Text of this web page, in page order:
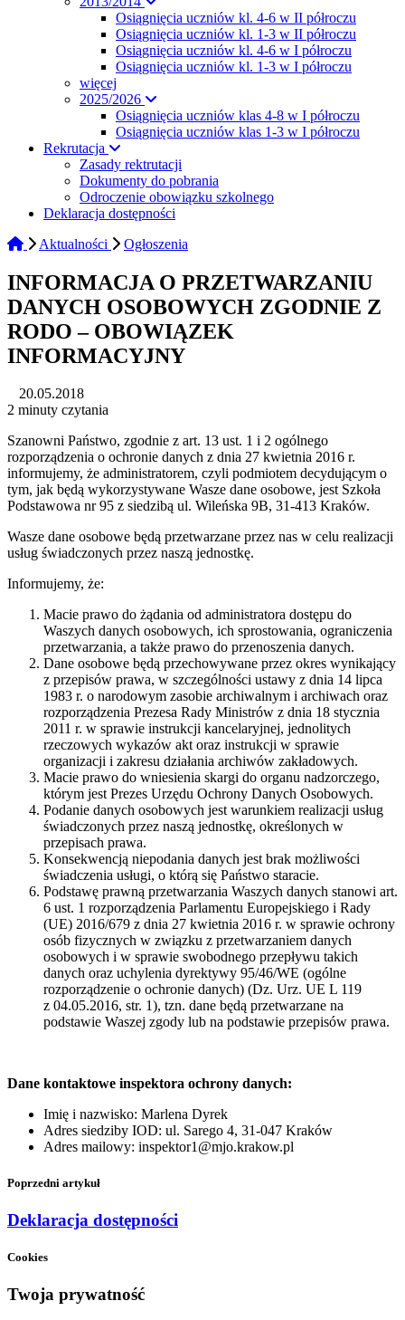
Osiągnięcia uczniów kl. 4-6 w II półroczu
Osiągnięcia uczniów kl. 1-3 w II półroczu
Osiągnięcia uczniów kl. 4-6 w I półroczu
Osiągnięcia uczniów kl. 1-3 w I półroczu
więcej
2025/2026
Osiągnięcia uczniów klas 4-8 w I półroczu
Osiągnięcia uczniów klas 1-3 w I półroczu
Rekrutacja
Zasady rektrutacji
Dokumenty do pobrania
Odroczenie obowiązku szkolnego
Deklaracja dostępności
Aktualności
Ogłoszenia
INFORMACJA O PRZETWARZANIU
DANYCH OSOBOWYCH ZGODNIE Z
RODO – OBOWIĄZEK
INFORMACYJNY
20.05.2018
2 minuty czytania
Szanowni Państwo, zgodnie z art. 13 ust. 1 i 2 ogólnego
rozporządzenia o ochronie danych z dnia 27 kwietnia 2016 r.
informujemy, że administratorem, czyli podmiotem decydującym o
tym, jak będą wykorzystywane Wasze dane osobowe, jest Szkoła
Podstawowa nr 95 z siedzibą ul. Wileńska 9B, 31-413 Kraków.
Wasze dane osobowe będą przetwarzane przez nas w celu realizacji
usług świadczonych przez naszą jednostkę.
Informujemy, że:
Macie prawo do żądania od administratora dostępu do
Waszych danych osobowych, ich sprostowania, ograniczenia
przetwarzania, a także prawo do przenoszenia danych.
Dane osobowe będą przechowywane przez okres wynikający
z przepisów prawa, w szczególności ustawy z dnia 14 lipca
1983 r. o narodowym zasobie archiwalnym i archiwach oraz
rozporządzenia Prezesa Rady Ministrów z dnia 18 stycznia
2011 r. w sprawie instrukcji kancelaryjnej, jednolitych
rzeczowych wykazów akt oraz instrukcji w sprawie
organizacji i zakresu działania archiwów zakładowych.
Macie prawo do wniesienia skargi do organu nadzorczego,
którym jest Prezes Urzędu Ochrony Danych Osobowych.
Podanie danych osobowych jest warunkiem realizacji usług
świadczonych przez naszą jednostkę, określonych w
przepisach prawa.
Konsekwencją niepodania danych jest brak możliwości
świadczenia usługi, o którą się Państwo staracie.
Podstawę prawną przetwarzania Waszych danych stanowi art.
6 ust. 1 rozporządzenia Parlamentu Europejskiego i Rady
(UE) 2016/679 z dnia 27 kwietnia 2016 r. w sprawie ochrony
osób fizycznych w związku z przetwarzaniem danych
osobowych i w sprawie swobodnego przepływu takich
danych oraz uchylenia dyrektywy 95/46/WE (ogólne
rozporządzenie o ochronie danych) (Dz. Urz. UE L 119
z 04.05.2016, str. 1), tzn. dane będą przetwarzane na
podstawie Waszej zgody lub na podstawie przepisów prawa.
Dane kontaktowe inspektora ochrony danych:
Imię i nazwisko: Marlena Dyrek
Adres siedziby IOD: ul. Sarego 4, 31-047 Kraków
Adres mailowy: inspektor1@mjo.krakow.pl
Poprzedni artykuł
Deklaracja dostępności
Cookies
Twoja prywatność